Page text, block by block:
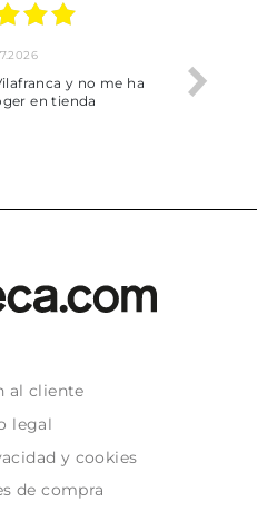
y no me ha
en tienda
al cliente
legal
y cookies
de compra